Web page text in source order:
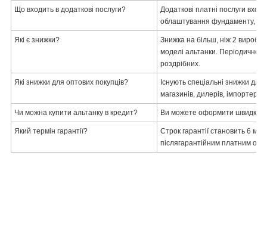
Що входить в додаткові послуги?
Додаткові платні послуги
облаштування фундаменту,
Які є знижки?
Знижка на більш, ніж 2 вироби
моделі альтанки. Періодично
роздрібних.
Які знижки для оптових покупців?
Існують спеціальні знижки для
магазинів, дилерів, імпортерів.
Чи можна купити альтанку в кредит? Ви можете оформити швидкий
Який термін гарантії?
Строк гарантії становить 6
післягарантійним платним